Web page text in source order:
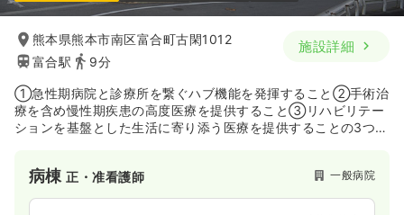
熊本県熊本市南区富合町古閑1012
富合駅
9分
施設詳細
①急性期病院と診療所を繋ぐハブ機能を発揮すること②手術治
療を含め慢性期疾患の高度医療を提供すること③リハビリテー
ションを基盤とした生活に寄り添う医療を提供することの3つの
病棟正・准看護師 一般病院